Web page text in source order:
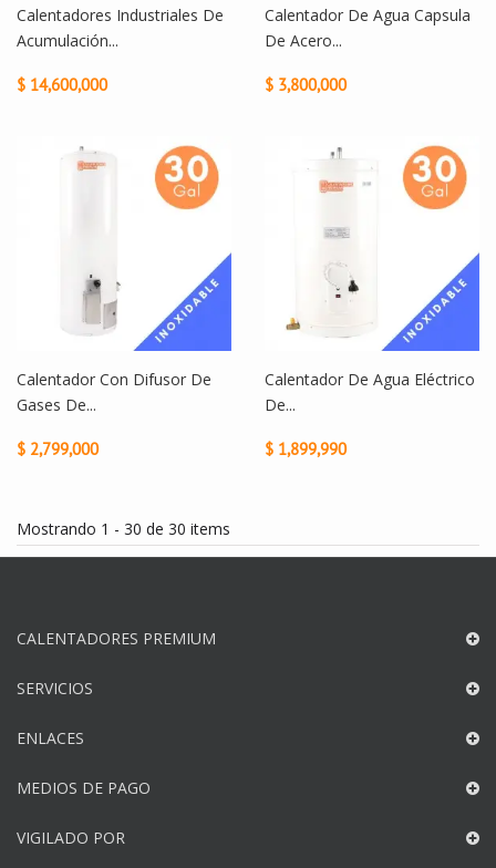
Calentadores Industriales De
Acumulación...
$ 14,600,000
Calentador De Agua Capsula
De Acero...
$ 3,800,000
Calentador Con Difusor De
Gases De...
$ 2,799,000
Calentador De Agua Eléctrico
De...
$ 1,899,990
Mostrando 1 - 30 de 30 items
CALENTADORES PREMIUM
SERVICIOS
ENLACES
MEDIOS DE PAGO
VIGILADO POR